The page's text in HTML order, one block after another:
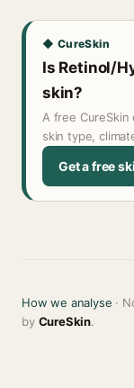
◆ CureSkin
Is Retinol/
skin?
A free
skin type,
Get a free
How we analyse ·
by CureSkin.